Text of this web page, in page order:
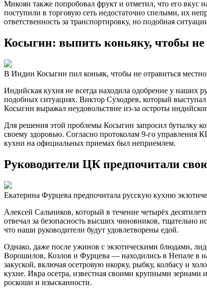
Микоян также попробовал фрукт и отметил, что его вкус
поступили в торговую сеть недостаточно спелыми, их
ответственность за транспортировку, но подобная
Косыгин: выпить коньяку, чтобы не
В Индии Косыгин пил коньяк, чтобы не отравиться
Индийская кухня не всегда находила одобрение у наших
подобных ситуациях. Виктор Суходрев, который
Косыгин выражал неудовольствие из-за остроты
Для решения этой проблемы Косыгин запросил бутылку
своему здоровью. Согласно протоколам 9-го управления
кухни на официальных приемах был неприемлем.
Руководители ЦК предпочитали
Екатерина Фурцева предпочитала русскую кухню
Алексей Сальников, который в течение четырёх
отвечал за безопасность высших чиновников, тщательно
что наши руководители будут удовлетворены едой.
Однако, даже после ужинов с экзотическими блюдами,
Ворошилов, Козлов и Фурцева — находились в Непале в
закуской, включая осетровую икорку, рыбку, колбасу и
кухне. Икра осетра, известная своими крупными зернами
роскоши и изысканности.